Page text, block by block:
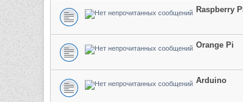
Raspberry PI
Orange Pi
Arduino